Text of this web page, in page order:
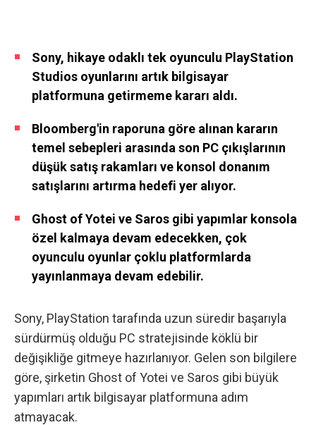
Sony, hikaye odaklı tek oyunculu PlayStation
Studios oyunlarını artık bilgisayar
platformuna getirmeme kararı aldı.
Bloomberg'in raporuna göre alınan kararın
temel sebepleri arasında son PC çıkışlarının
düşük satış rakamları ve konsol donanım
satışlarını artırma hedefi yer alıyor.
Ghost of Yotei ve Saros gibi yapımlar konsola
özel kalmaya devam edecekken, çok
oyunculu oyunlar çoklu platformlarda
yayınlanmaya devam edebilir.
Sony, PlayStation tarafında uzun süredir başarıyla
sürdürmüş olduğu PC stratejisinde köklü bir
değişikliğe gitmeye hazırlanıyor. Gelen son bilgilere
göre, şirketin Ghost of Yotei ve Saros gibi büyük
yapımları artık bilgisayar platformuna adım
atmayacak.